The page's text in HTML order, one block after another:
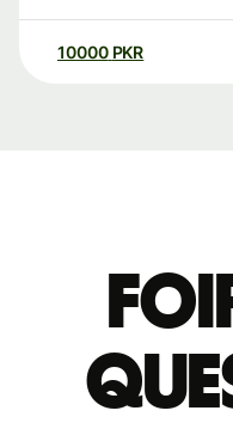
10000 PKR